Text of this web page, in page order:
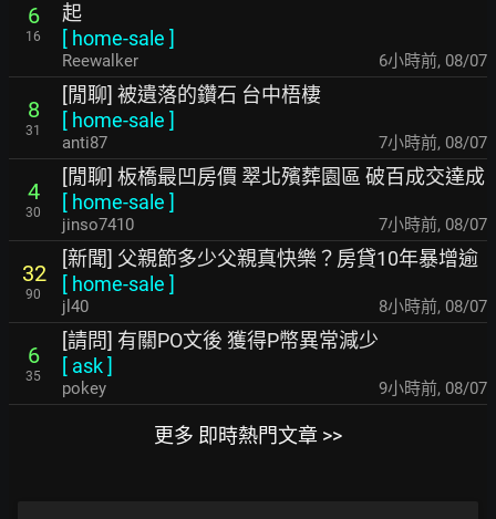
6
16
起
[ home-sale ]
Reewalker 6小時前, 08/07
8
31
[閒聊] 被遺落的鑽石 台中梧棲
[ home-sale ]
anti87 7小時前, 08/07
4
30
[閒聊] 板橋最凹房價 翠北殯葬園區 破百成交達成
[ home-sale ]
jinso7410 7小時前, 08/07
32
90
[新聞] 父親節多少父親真快樂？房貸10年暴增逾
[ home-sale ]
jl40 8小時前, 08/07
6
35
[請問] 有關PO文後 獲得P幣異常減少
[ ask]
pokey 9小時前, 08/07
更多 即時熱門文章 >>